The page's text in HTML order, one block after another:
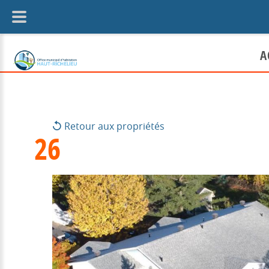
En cas
Retour aux propriétés
26